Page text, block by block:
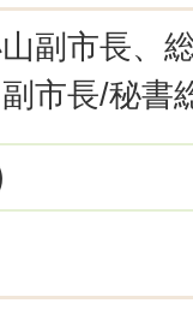
副市長、
市長/秘書